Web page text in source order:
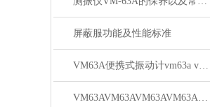
屏蔽服功能及性能标准
VM63A便携式振动计vm63a vm63a测振仪厂商批发
VM63AVM63AVM63AVM63A测振仪上海徐吉电气